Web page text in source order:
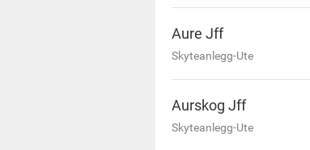
Aure Jff
Skyteanlegg-Ute
Aurskog Jff
Skyteanlegg-Ute